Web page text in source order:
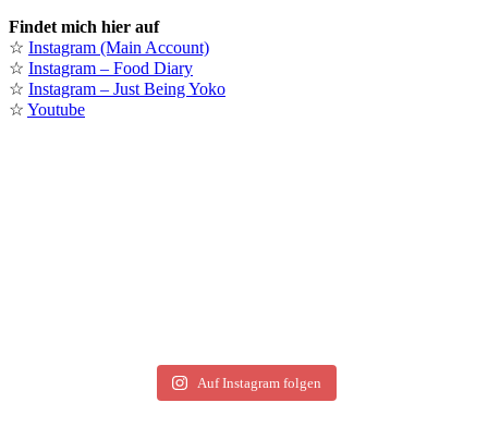
Findet mich hier auf
☆ Instagram (Main Account)
☆ Instagram – Food Diary
☆ Instagram – Just Being Yoko
☆ Youtube
Auf Instagram folgen